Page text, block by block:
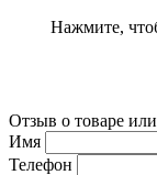
Нажмите,
Отзыв о товаре
Имя
Телефон